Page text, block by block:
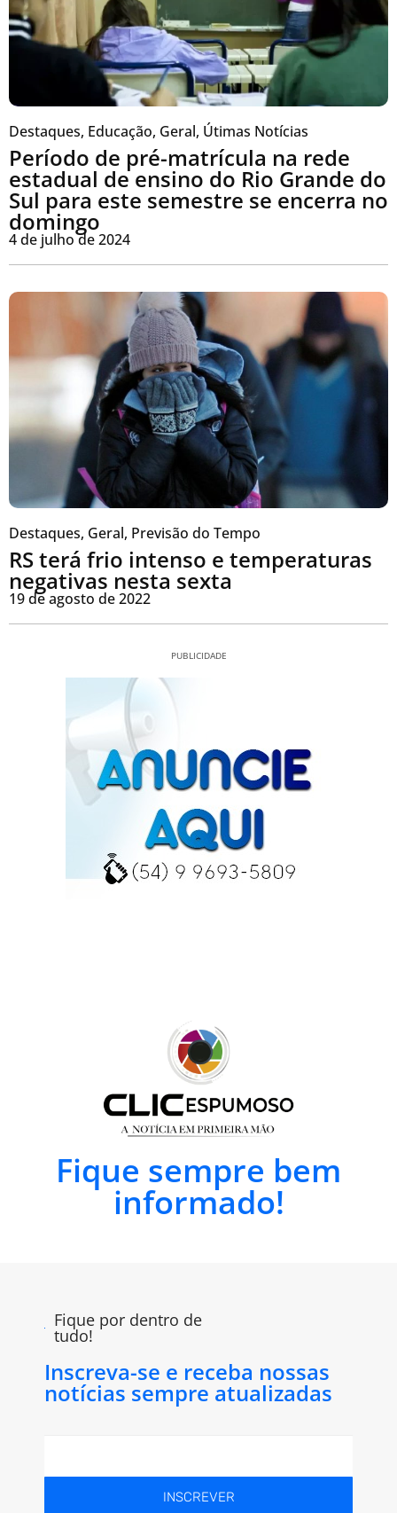
Destaques, Educação, Geral, Útimas Notícias
Período de pré-matrícula na rede
estadual de ensino do Rio Grande do
Sul para este semestre se encerra no
domingo
4 de julho de 2024
Destaques, Geral, Previsão do Tempo
RS terá frio intenso e temperaturas
negativas nesta sexta
19 de agosto de 2022
PUBLICIDADE
Fique sempre bem
informado!
Fique por dentro de
tudo!
Inscreva-se e receba nossas
notícias sempre atualizadas
INSCREVER